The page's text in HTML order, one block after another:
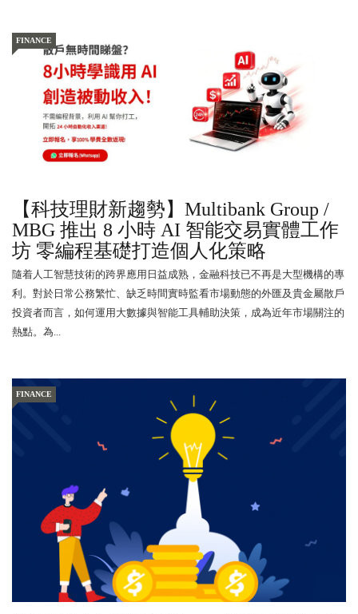
FINANCE
【科技理財新趨勢】Multibank Group /
MBG 推出 8 小時 AI 智能交易實體工作
坊 零編程基礎打造個人化策略
隨着人工智慧技術的跨界應用日益成熟，金融科技已不再是大型機構的專
利。對於日常公務繁忙、缺乏時間實時監看市場動態的外匯及貴金屬散戶
投資者而言，如何運用大數據與智能工具輔助決策，成為近年市場關注的
熱點。為...
FINANCE